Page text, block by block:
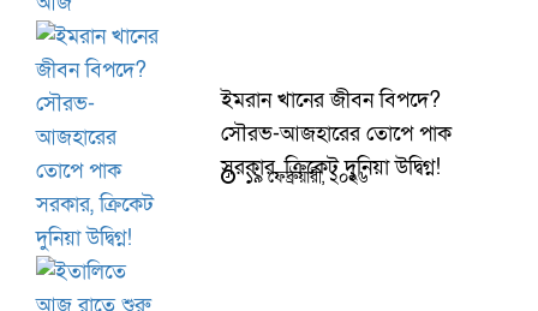
ইমরান খানের জীবন বিপদে?
সৌরভ-আজহারের তোপে পাক
সরকার, ক্রিকেট দুনিয়া উদ্বিগ্ন!
১৯ ফেব্রুয়ারী, ২০২৬